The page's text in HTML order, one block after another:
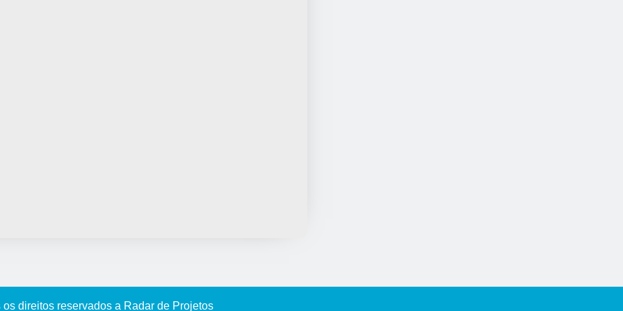
os direitos reservados a Radar de Projetos